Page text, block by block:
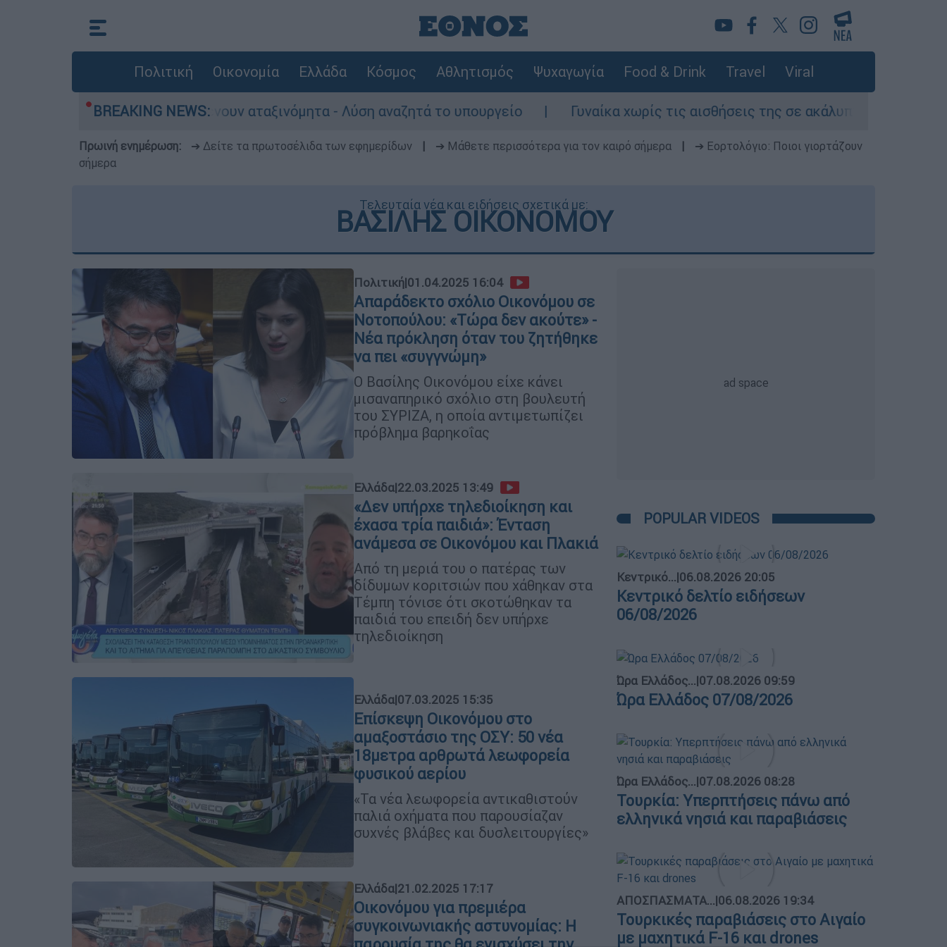
Πολιτική Οικονομία Ελλάδα Κόσμος Αθλητισμός Ψυχαγωγία Food & Drink Travel Viral
BREAKING NEWS:
παραμένουν αταξινόμητα - Λύση αναζητά το υπουργείο Γυναίκα χωρίς τις αισθήσεις της σε ακάλυπτο πολυκατοικίας στη
Πρωινή ενημέρωση: ➔ Δείτε τα πρωτοσέλιδα των εφημερίδων ➔ Μάθετε περισσότερα για τον καιρό σήμερα
➔ Εορτολόγιο: Ποιοι γιορτάζουν
σήμερα
Τελευταία νέα και ειδήσεις σχετικά με:
ΒΑΣΙΛΗΣ ΟΙΚΟΝΟΜΟΥ
Πολιτική|01.04.2025 16:04
Απαράδεκτο σχόλιο Οικονόμου σε
Νοτοπούλου: «Τώρα δεν ακούτε» -
Νέα πρόκληση όταν του ζητήθηκε
να πει «συγγνώμη»
Ο Βασίλης Οικονόμου είχε κάνει
μισαναπηρικό σχόλιο στη βουλευτή
του ΣΥΡΙΖΑ, η οποία αντιμετωπίζει
πρόβλημα βαρηκοΐας
Ελλάδα|22.03.2025 13:49
«Δεν υπήρχε τηλεδιοίκηση και
έχασα τρία παιδιά»: Ένταση
ανάμεσα σε Οικονόμου και Πλακιά
Από τη μεριά του ο πατέρας των
δίδυμων κοριτσιών που χάθηκαν στα
Τέμπη τόνισε ότι σκοτώθηκαν τα
παιδιά του επειδή δεν υπήρχε
τηλεδιοίκηση
Ελλάδα|07.03.2025 15:35
Επίσκεψη Οικονόμου στο
αμαξοστάσιο της ΟΣΥ: 50 νέα
18μετρα αρθρωτά λεωφορεία
φυσικού αερίου
«Τα νέα λεωφορεία αντικαθιστούν
παλιά οχήματα που παρουσίαζαν
συχνές βλάβες και δυσλειτουργίες»
Ελλάδα|21.02.2025 17:17
Οικονόμου για πρεμιέρα
συγκοινωνιακής αστυνομίας: Η
POPULAR VIDEOS
Κεντρικό...|06.08.2026 20:05
Κεντρικό δελτίο ειδήσεων
06/08/2026
Ώρα Ελλάδος...|07.08.2026 09:59
Ώρα Ελλάδος 07/08/2026
Ώρα Ελλάδος...|07.08.2026 08:28
Τουρκία: Υπερπτήσεις πάνω από
ελληνικά νησιά και παραβιάσεις
ΑΠΟΣΠΑΣΜΑΤΑ...|06.08.2026 19:34
Τουρκικές παραβιάσεις στο Αιγαίο
με μαχητικά F-16 και drones